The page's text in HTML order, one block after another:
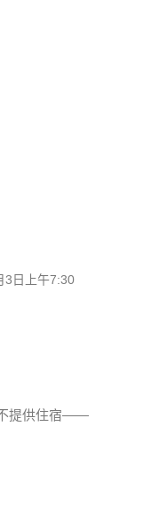
3日上午7:30
不提供住宿——